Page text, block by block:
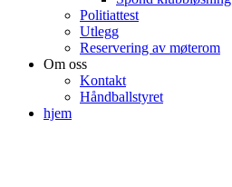
Politiattest
Utlegg
Reservering av møterom
Om oss
Kontakt
Håndballstyret
hjem